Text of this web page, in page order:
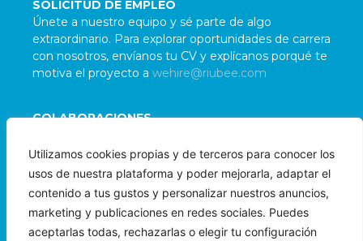
Utilizamos cookies propias y de terceros para conocer los
usos de nuestra plataforma y poder mejorarla, adaptar el
contenido a tus gustos y personalizar nuestros anuncios,
marketing y publicaciones en redes sociales. Puedes
aceptarlas todas, rechazarlas o elegir tu configuración
COLABORACIONES
Damos la bienvenida a colaboraciones con
organizaciones e individuos alineados con nuestra
misión. Para evaluar posibles sinergias, contáctanos
wepartner@riubee.com
SOLICITUD DE EMPLEO
Únete a nuestro equipo y sé parte de algo
extraordinario. Para explorar oportunidades de carrera
con nosotros, envíanos tu CV y explícanos porqué te
motiva el proyecto a wehire@riubee.com